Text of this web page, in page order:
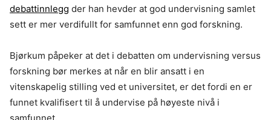
debattinnlegg der han hevder at god undervisning samlet
sett er mer verdifullt for samfunnet enn god forskning.
Bjørkum påpeker at det i debatten om undervisning versus
forskning bør merkes at når en blir ansatt i en
vitenskapelig stilling ved et universitet, er det fordi en er
funnet kvalifisert til å undervise på høyeste nivå i